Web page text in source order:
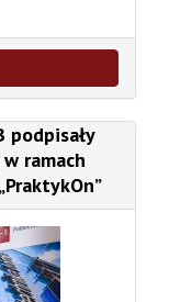
podpisały
ramach